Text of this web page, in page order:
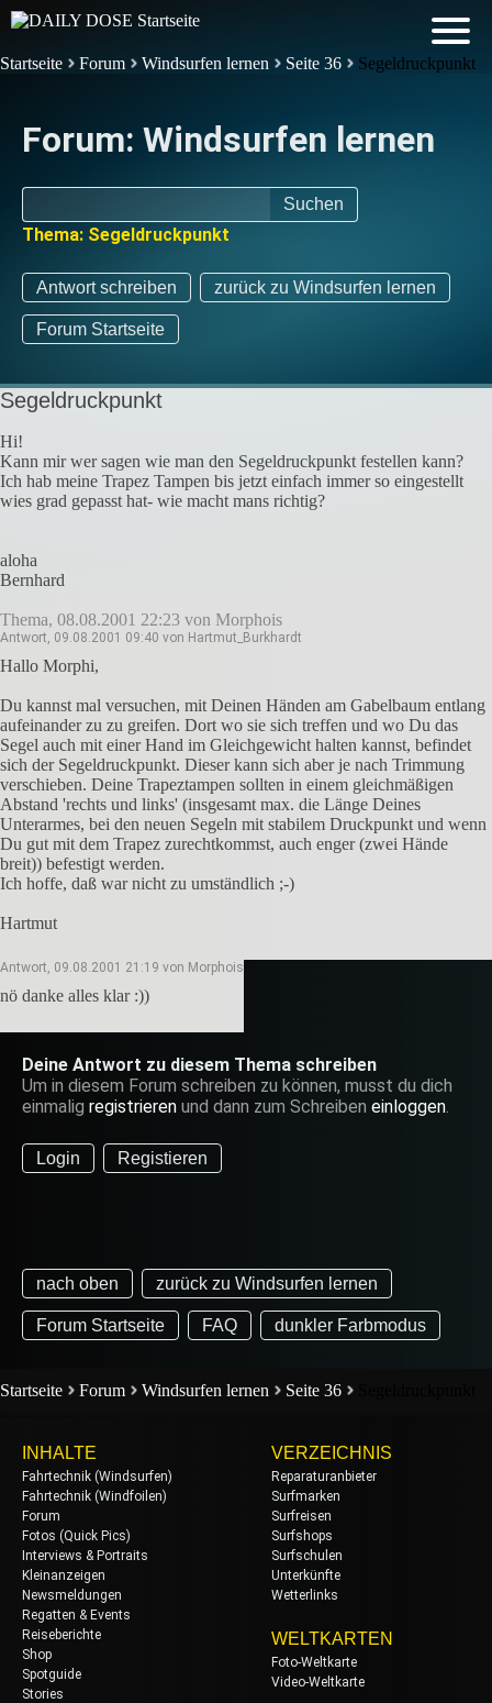
Startseite Forum Windsurfen lernen Seite 36 Segeldruckpunkt
Forum: Windsurfen lernen
Suchen
Thema: Segeldruckpunkt
Antwort schreiben zurück zu Windsurfen lernen
Forum Startseite
Segeldruckpunkt
Hi!
Kann mir wer sagen wie man den Segeldruckpunkt festellen kann?
Ich hab meine Trapez Tampen bis jetzt einfach immer so eingestellt
wies grad gepasst hat- wie macht mans richtig?
aloha
Bernhard
Thema, 08.08.2001 22:23 von Morphois
Antwort, 09.08.2001 09:40 von Hartmut_Burkhardt
Hallo Morphi,
Du kannst mal versuchen, mit Deinen Händen am Gabelbaum entlang
aufeinander zu zu greifen. Dort wo sie sich treffen und wo Du das
Segel auch mit einer Hand im Gleichgewicht halten kannst, befindet
sich der Segeldruckpunkt. Dieser kann sich aber je nach Trimmung
verschieben. Deine Trapeztampen sollten in einem gleichmäßigen
Abstand 'rechts und links' (insgesamt max. die Länge Deines
Unterarmes, bei den neuen Segeln mit stabilem Druckpunkt und wenn
Du gut mit dem Trapez zurechtkommst, auch enger (zwei Hände
breit)) befestigt werden.
Ich hoffe, daß war nicht zu umständlich ;-)
Hartmut
Antwort, 09.08.2001 21:19 von Morphois
nö danke alles klar :))
Deine Antwort zu diesem Thema schreiben
Um in diesem Forum schreiben zu können, musst du dich
einmalig registrieren und dann zum Schreiben einloggen.
Login Registieren
nach oben zurück zu Windsurfen lernen
Forum Startseite FAQ dunkler Farbmodus
Startseite Forum Windsurfen lernen Seite 36
INHALTE
Fahrtechnik (Windsurfen)
Fahrtechnik (Windfoilen)
Forum
Fotos (Quick Pics)
Interviews & Portraits
Kleinanzeigen
Newsmeldungen
Regatten & Events
Reiseberichte
Shop
Spotguide
Stories
VERZEICHNIS
Reparaturanbieter
Surfmarken
Surfreisen
Surfshops
Surfschulen
Unterkünfte
Wetterlinks
WELTKARTEN
Foto-Weltkarte
Video-Weltkarte